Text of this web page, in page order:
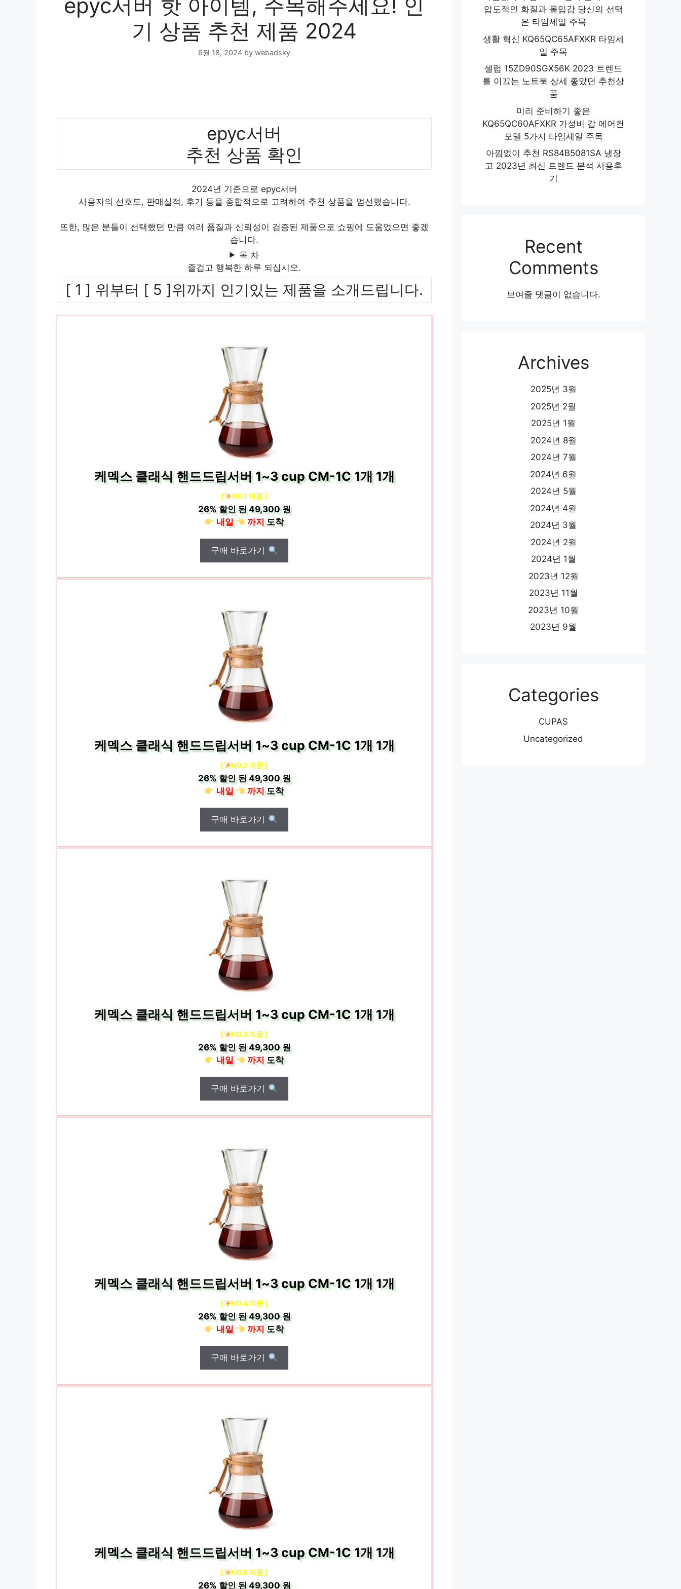
epyc서버 핫 아이템, 주목해주세요! 인
기 상품 추천 제품 2024
6월 18, 2024 by webadsky
epyc서버
추천 상품 확인
2024년 기준으로 epyc서버
사용자의 선호도, 판매실적, 후기 등을 종합적으로 고려하여 추천 상품을 엄선했습니다.
또한, 많은 분들이 선택했던 만큼 여러 품질과 신뢰성이 검증된 제품으로 쇼핑에 도움었으면 좋겠
습니다.
목 차
즐겁고 행복한 하루 되십시오.
[ 1 ] 위부터 [ 5 ]위까지 인기있는 제품을 소개드립니다.
케멕스 클래식 핸드드립서버 1~3 cup CM-1C 1개 1개
[ NO.1 제품 ]
26%할인 된49,300 원
내일
까지도착
구매 바로가기
케멕스 클래식 핸드드립서버 1~3 cup CM-1C 1개 1개
[ NO.2 제품 ]
26%할인 된49,300 원
내일
까지도착
구매 바로가기
케멕스 클래식 핸드드립서버 1~3 cup CM-1C 1개 1개
[ NO.3 제품 ]
26%할인 된49,300 원
내일
까지도착
구매 바로가기
케멕스 클래식 핸드드립서버 1~3 cup CM-1C 1개 1개
[ NO.4 제품 ]
26%할인 된49,300 원
내일
까지도착
구매 바로가기
케멕스 클래식 핸드드립서버 1~3 cup CM-1C 1개 1개
[ NO.5 제품 ]
26%할인 된49,300 원
압도적인 화질과 몰입감 당신의 선택
은 타임세일 주목
생활 혁신 KQ65QC65AFXKR 타임세
일 주목
셀럽 15ZD90SGX56K 2023 트렌드
를 이끄는 노트북 상세 좋았던 추천상
품
미리 준비하기 좋은
KQ65QC60AFXKR 가성비 갑 에어컨
모델 5가지 타임세일 주목
아낌없이 추천 RS84B5081SA 냉장
고 2023년 최신 트렌드 분석 사용후
기
Recent
Comments
보여줄 댓글이 없습니다.
Archives
2025년 3월
2025년 2월
2025년 1월
2024년 8월
2024년 7월
2024년 6월
2024년 5월
2024년 4월
2024년 3월
2024년 2월
2024년 1월
2023년 12월
2023년 11월
2023년 10월
2023년 9월
Categories
CUPAS
Uncategorized